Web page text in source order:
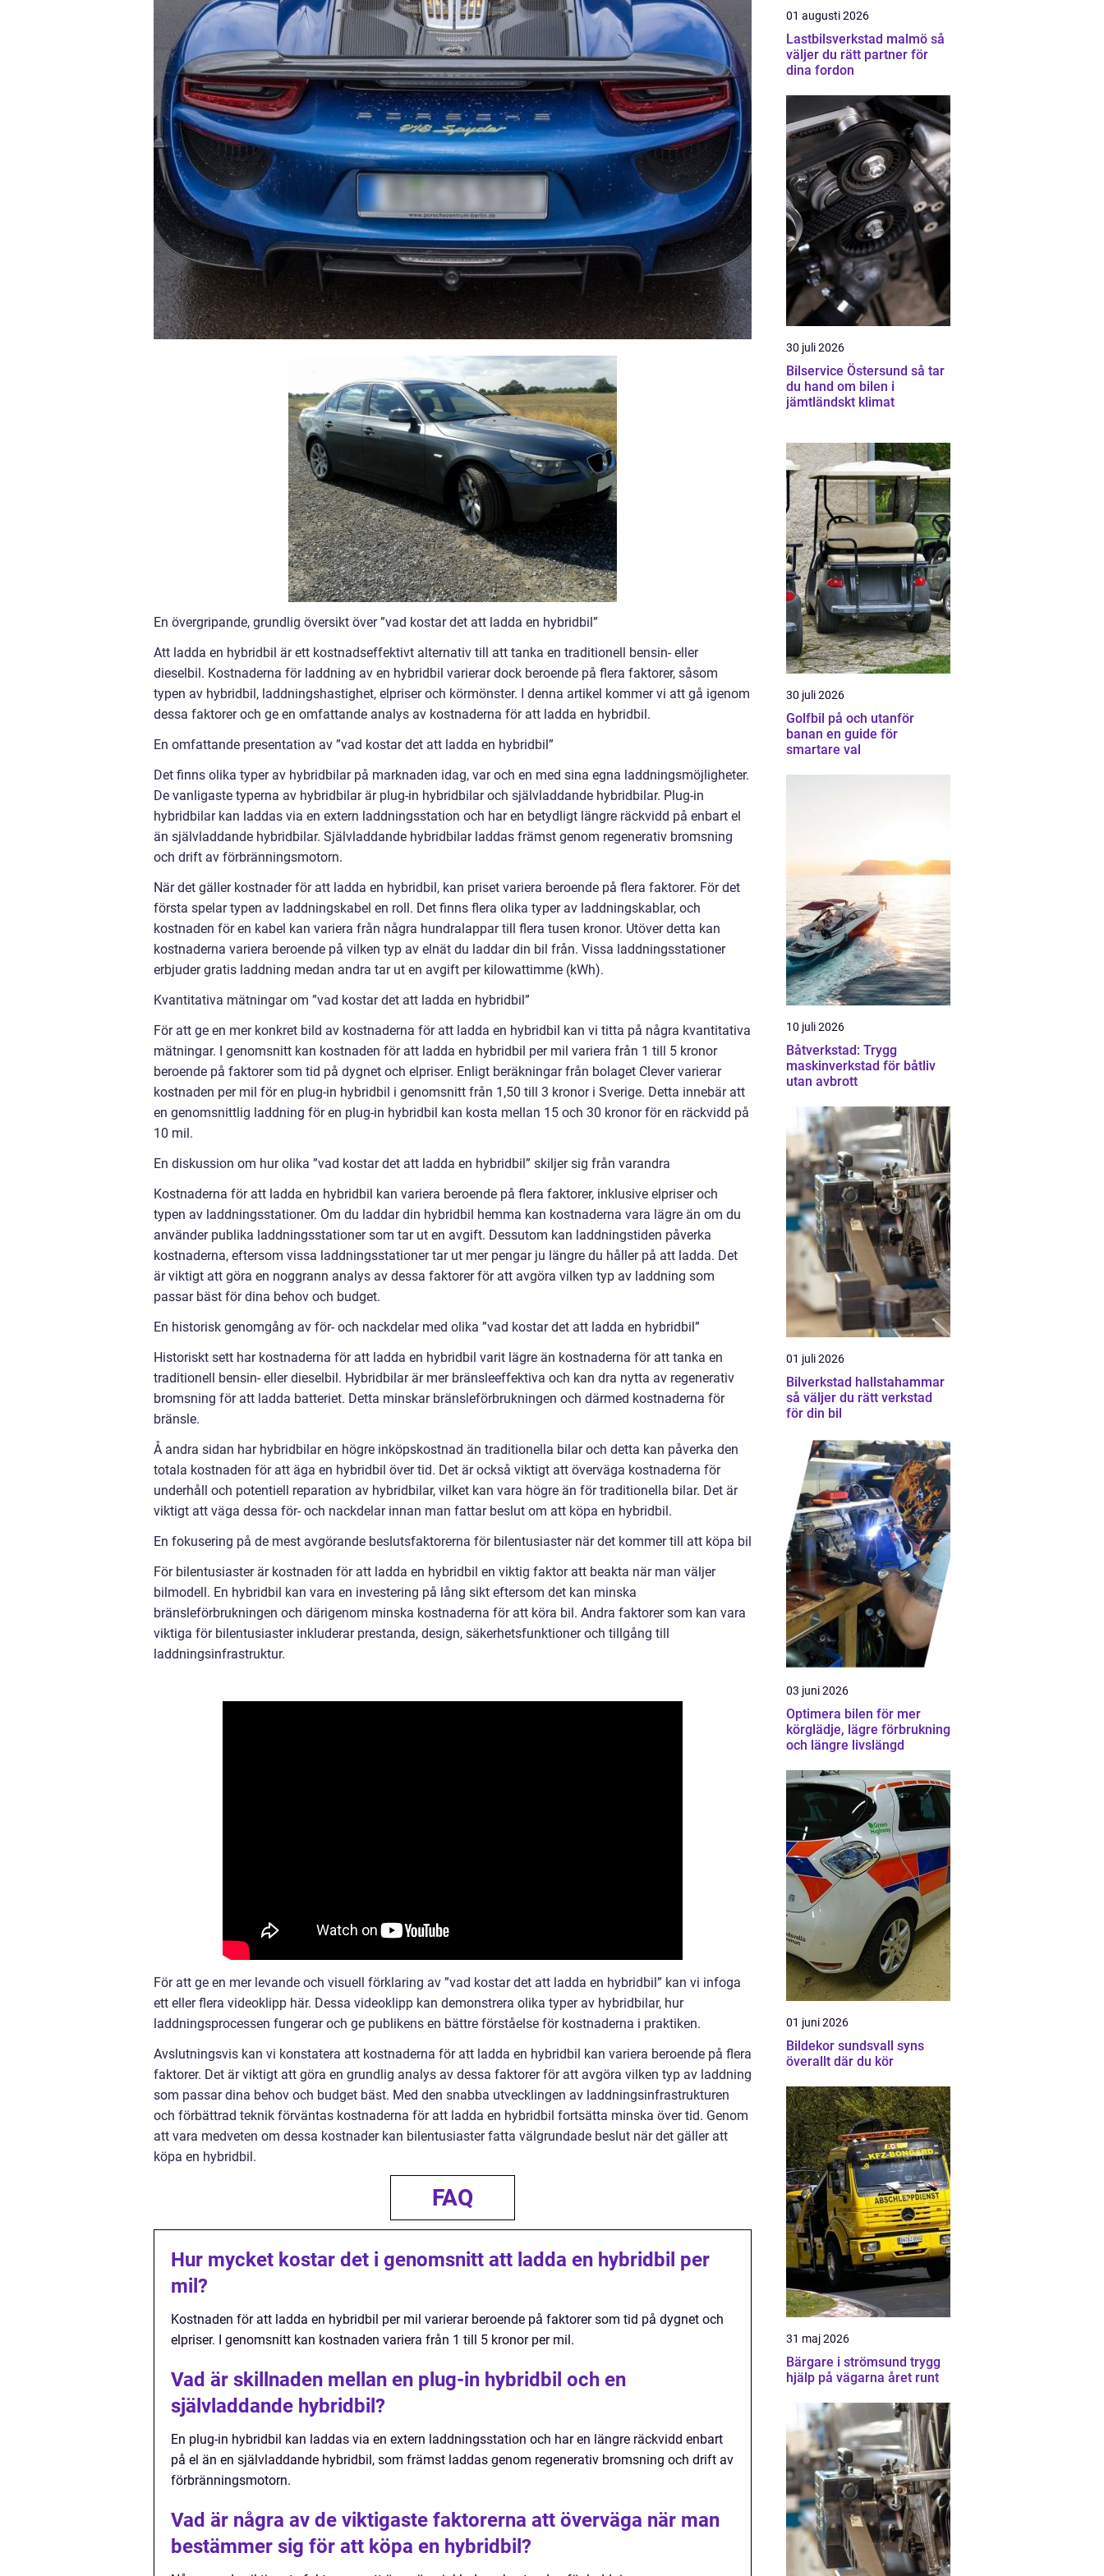
En övergripande, grundlig översikt över ”vad kostar det att ladda en hybridbil”
Att ladda en hybridbil är ett kostnadseffektivt alternativ till att tanka en traditionell bensin- eller
dieselbil. Kostnaderna för laddning av en hybridbil varierar dock beroende på flera faktorer, såsom
typen av hybridbil, laddningshastighet, elpriser och körmönster. I denna artikel kommer vi att gå igenom
dessa faktorer och ge en omfattande analys av kostnaderna för att ladda en hybridbil.
En omfattande presentation av ”vad kostar det att ladda en hybridbil”
Det finns olika typer av hybridbilar på marknaden idag, var och en med sina egna laddningsmöjligheter.
De vanligaste typerna av hybridbilar är plug-in hybridbilar och självladdande hybridbilar. Plug-in
hybridbilar kan laddas via en extern laddningsstation och har en betydligt längre räckvidd på enbart el
än självladdande hybridbilar. Självladdande hybridbilar laddas främst genom regenerativ bromsning
och drift av förbränningsmotorn.
När det gäller kostnader för att ladda en hybridbil, kan priset variera beroende på flera faktorer. För det
första spelar typen av laddningskabel en roll. Det finns flera olika typer av laddningskablar, och
kostnaden för en kabel kan variera från några hundralappar till flera tusen kronor. Utöver detta kan
kostnaderna variera beroende på vilken typ av elnät du laddar din bil från. Vissa laddningsstationer
erbjuder gratis laddning medan andra tar ut en avgift per kilowattimme (kWh).
Kvantitativa mätningar om ”vad kostar det att ladda en hybridbil”
För att ge en mer konkret bild av kostnaderna för att ladda en hybridbil kan vi titta på några kvantitativa
mätningar. I genomsnitt kan kostnaden för att ladda en hybridbil per mil variera från 1 till 5 kronor
beroende på faktorer som tid på dygnet och elpriser. Enligt beräkningar från bolaget Clever varierar
kostnaden per mil för en plug-in hybridbil i genomsnitt från 1,50 till 3 kronor i Sverige. Detta innebär att
en genomsnittlig laddning för en plug-in hybridbil kan kosta mellan 15 och 30 kronor för en räckvidd på
10 mil.
En diskussion om hur olika ”vad kostar det att ladda en hybridbil” skiljer sig från varandra
Kostnaderna för att ladda en hybridbil kan variera beroende på flera faktorer, inklusive elpriser och
typen av laddningsstationer. Om du laddar din hybridbil hemma kan kostnaderna vara lägre än om du
använder publika laddningsstationer som tar ut en avgift. Dessutom kan laddningstiden påverka
kostnaderna, eftersom vissa laddningsstationer tar ut mer pengar ju längre du håller på att ladda. Det
är viktigt att göra en noggrann analys av dessa faktorer för att avgöra vilken typ av laddning som
passar bäst för dina behov och budget.
En historisk genomgång av för- och nackdelar med olika ”vad kostar det att ladda en hybridbil”
Historiskt sett har kostnaderna för att ladda en hybridbil varit lägre än kostnaderna för att tanka en
traditionell bensin- eller dieselbil. Hybridbilar är mer bränsleeffektiva och kan dra nytta av regenerativ
bromsning för att ladda batteriet. Detta minskar bränsleförbrukningen och därmed kostnaderna för
bränsle.
Å andra sidan har hybridbilar en högre inköpskostnad än traditionella bilar och detta kan påverka den
totala kostnaden för att äga en hybridbil över tid. Det är också viktigt att överväga kostnaderna för
underhåll och potentiell reparation av hybridbilar, vilket kan vara högre än för traditionella bilar. Det är
viktigt att väga dessa för- och nackdelar innan man fattar beslut om att köpa en hybridbil.
En fokusering på de mest avgörande beslutsfaktorerna för bilentusiaster när det kommer till att köpa bil
För bilentusiaster är kostnaden för att ladda en hybridbil en viktig faktor att beakta när man väljer
bilmodell. En hybridbil kan vara en investering på lång sikt eftersom det kan minska
bränsleförbrukningen och därigenom minska kostnaderna för att köra bil. Andra faktorer som kan vara
viktiga för bilentusiaster inkluderar prestanda, design, säkerhetsfunktioner och tillgång till
laddningsinfrastruktur.
För att ge en mer levande och visuell förklaring av ”vad kostar det att ladda en hybridbil” kan vi infoga
ett eller flera videoklipp här. Dessa videoklipp kan demonstrera olika typer av hybridbilar, hur
laddningsprocessen fungerar och ge publikens en bättre förståelse för kostnaderna i praktiken.
Avslutningsvis kan vi konstatera att kostnaderna för att ladda en hybridbil kan variera beroende på flera
faktorer. Det är viktigt att göra en grundlig analys av dessa faktorer för att avgöra vilken typ av laddning
som passar dina behov och budget bäst. Med den snabba utvecklingen av laddningsinfrastrukturen
och förbättrad teknik förväntas kostnaderna för att ladda en hybridbil fortsätta minska över tid. Genom
att vara medveten om dessa kostnader kan bilentusiaster fatta välgrundade beslut när det gäller att
köpa en hybridbil.
FAQ
Hur mycket kostar det i genomsnitt att ladda en hybridbil per
mil?
Kostnaden för att ladda en hybridbil per mil varierar beroende på faktorer som tid på dygnet och
elpriser. I genomsnitt kan kostnaden variera från 1 till 5 kronor per mil.
Vad är skillnaden mellan en plug-in hybridbil och en
självladdande hybridbil?
En plug-in hybridbil kan laddas via en extern laddningsstation och har en längre räckvidd enbart
på el än en självladdande hybridbil, som främst laddas genom regenerativ bromsning och drift av
förbränningsmotorn.
Vad är några av de viktigaste faktorerna att överväga när man
bestämmer sig för att köpa en hybridbil?
01 augusti 2026
Lastbilsverkstad malmö så
väljer du rätt partner för
dina fordon
30 juli 2026
Bilservice Östersund så tar
du hand om bilen i
jämtländskt klimat
30 juli 2026
Golfbil på och utanför
banan en guide för
smartare val
10 juli 2026
Båtverkstad: Trygg
maskinverkstad för båtliv
utan avbrott
01 juli 2026
Bilverkstad hallstahammar
så väljer du rätt verkstad
för din bil
03 juni 2026
Optimera bilen för mer
körglädje, lägre förbrukning
och längre livslängd
01 juni 2026
Bildekor sundsvall syns
överallt där du kör
31 maj 2026
Bärgare i strömsund trygg
hjälp på vägarna året runt